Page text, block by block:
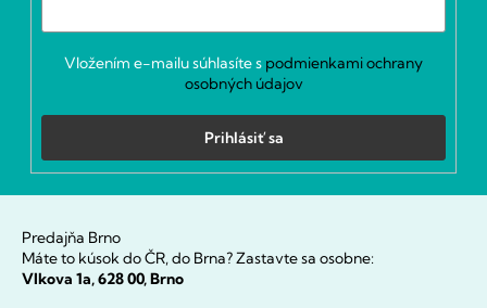
Vložením e-mailu súhlasíte s podmienkami ochrany
osobných údajov
Prihlásiť sa
Predajňa Brno
Máte to kúsok do ČR, do Brna? Zastavte sa osobne:
Vlkova 1a, 628 00, Brno